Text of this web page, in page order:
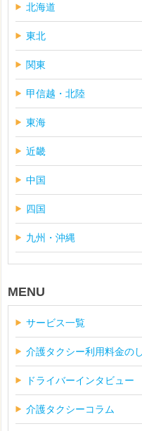
北海道
東北
関東
甲信越・北陸
東海
近畿
中国
四国
九州・沖縄
MENU
サービス一覧
介護タクシー利用料金の
ドライバーインタビュー
介護タクシーコラム